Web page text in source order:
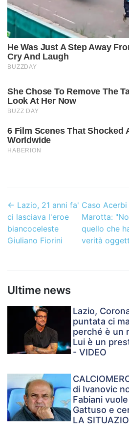
← Lazio, 21 anni fa'
ci lasciava l'eroe
biancoceleste
Giuliano Fiorini
Caso
Marotta:
quello che
verità
Ultime news
Lazio,
puntata ci
perché è un
Lui è un
- VIDEO
di Ivanovic
Fabiani
Gattuso e
LA